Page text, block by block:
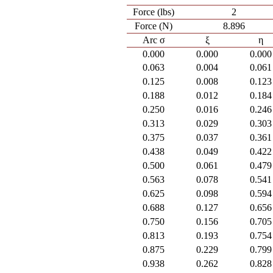
Force (lbs)
2
Force (N)
8.896
Arc σ
ξ
η
0.000
0.000
0.000
0.063
0.004
0.061
0.125
0.008
0.123
0.188
0.012
0.184
0.250
0.016
0.246
0.313
0.029
0.303
0.375
0.037
0.361
0.438
0.049
0.422
0.500
0.061
0.479
0.563
0.078
0.541
0.625
0.098
0.594
0.688
0.127
0.656
0.750
0.156
0.705
0.813
0.193
0.754
0.875
0.229
0.799
0.938
0.262
0.828